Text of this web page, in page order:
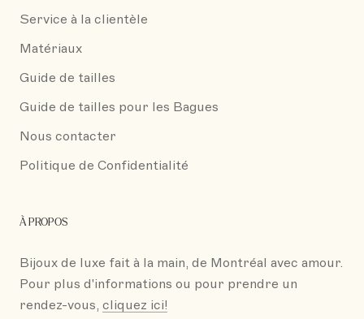
Service à la clientèle
Matériaux
Guide de tailles
Guide de tailles pour les Bagues
Nous contacter
Politique de Confidentialité
À PROPOS
Bijoux de luxe fait à la main, de Montréal avec amour.
Pour plus d'informations ou pour prendre un
rendez-vous, cliquez ici!